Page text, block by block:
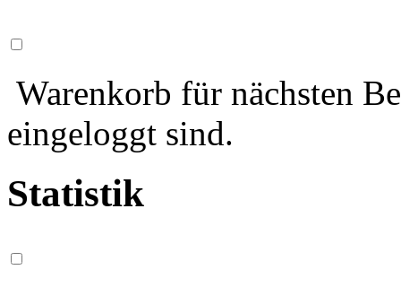
Warenkorb für nächsten
eingeloggt sind.
Statistik